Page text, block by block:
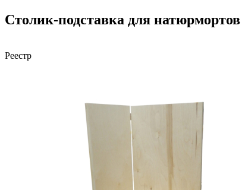
Столик-подставка для натюрмортов
Реестр